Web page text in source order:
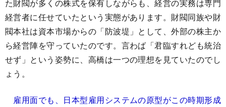
た財閥が多くの株式を保有しながらも、経営の実務は専門
経営者に任せていたという実態があります。財閥同族や財
閥本社は資本市場からの「防波堤」として、外部の株主か
ら経営陣を守っていたのです。言わば「君臨すれども統治
せず」という姿勢に、高橋は一つの理想を見ていたのでし
ょう。
雇用面でも、日本型雇用システムの原型がこの時期形成